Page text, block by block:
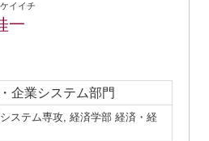
イイチ
一
企業システム部門
ステム専攻, 経済学部 経済・経